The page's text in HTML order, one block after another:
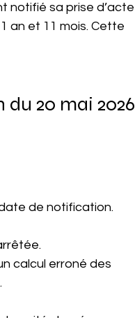
notifié sa prise d’acte
an et 11 mois. Cette
20 mai 2026
de notification.
calcul erroné des